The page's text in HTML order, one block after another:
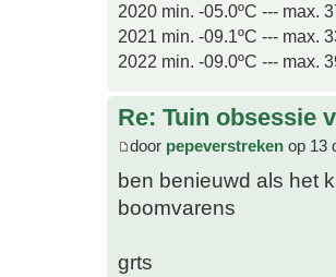
2020 min. -05.0ºC --- max.
2021 min. -09.1ºC --- max.
2022 min. -09.0ºC --- max.
Re: Tuin obsessie
door pepeverstreken op 13
ben benieuwd als het
boomvarens
grts